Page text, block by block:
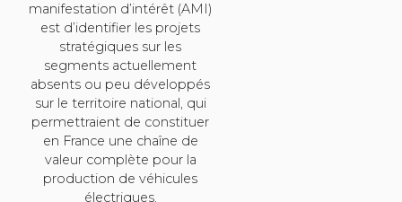
manifestation d’intérêt (AMI)
est d’identifier les projets
stratégiques sur les
segments actuellement
absents ou peu développés
sur le territoire national, qui
permettraient de constituer
en France une chaîne de
valeur complète pour la
production de véhicules
électriques.